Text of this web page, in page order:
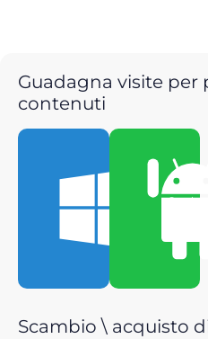
Guadagna visite per
contenuti
Scarica
Scambio \ acquisto